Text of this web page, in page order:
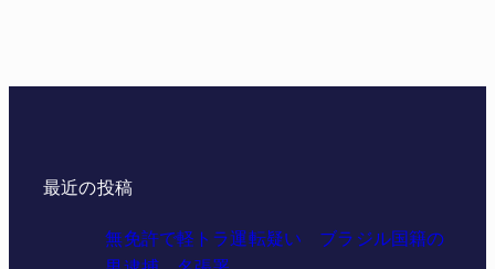
最近の投稿
無免許で軽トラ運転疑い ブラジル国籍の